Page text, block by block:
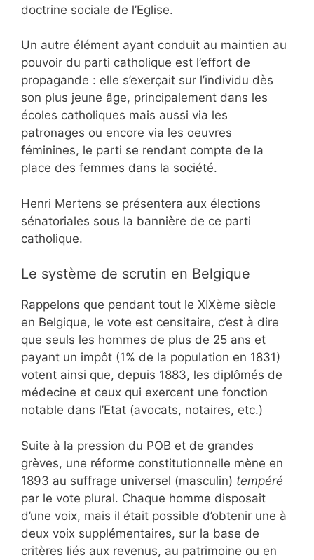
doctrine sociale de l’Eglise.
Un autre élément ayant conduit au maintien au
pouvoir du parti catholique est l’effort de
propagande : elle s’exerçait sur l’individu dès
son plus jeune âge, principalement dans les
écoles catholiques mais aussi via les
patronages ou encore via les oeuvres
féminines, le parti se rendant compte de la
place des femmes dans la société.
Henri Mertens se présentera aux élections
sénatoriales sous la bannière de ce parti
catholique.
Le système de scrutin en Belgique
Rappelons que pendant tout le XIXème siècle
en Belgique, le vote est censitaire, c’est à dire
que seuls les hommes de plus de 25 ans et
payant un impôt (1% de la population en 1831)
votent ainsi que, depuis 1883, les diplômés de
médecine et ceux qui exercent une fonction
notable dans l’Etat (avocats, notaires, etc.)
Suite à la pression du POB et de grandes
grèves, une réforme constitutionnelle mène en
1893 au suffrage universel (masculin) tempéré
par le vote plural. Chaque homme disposait
d’une voix, mais il était possible d’obtenir une à
deux voix supplémentaires, sur la base de
critères liés aux revenus, au patrimoine ou en